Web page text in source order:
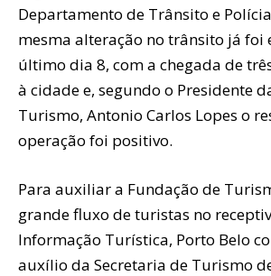
Departamento de Trânsito e
mesma alteração no trânsito já foi
último dia 8, com a chegada de
à cidade e, segundo o Presidente
Turismo, Antonio Carlos Lopes o
operação foi positivo.
Para auxiliar a Fundação de
grande fluxo de turistas no
Informação Turística, Porto Belo
auxílio da Secretaria de Turismo